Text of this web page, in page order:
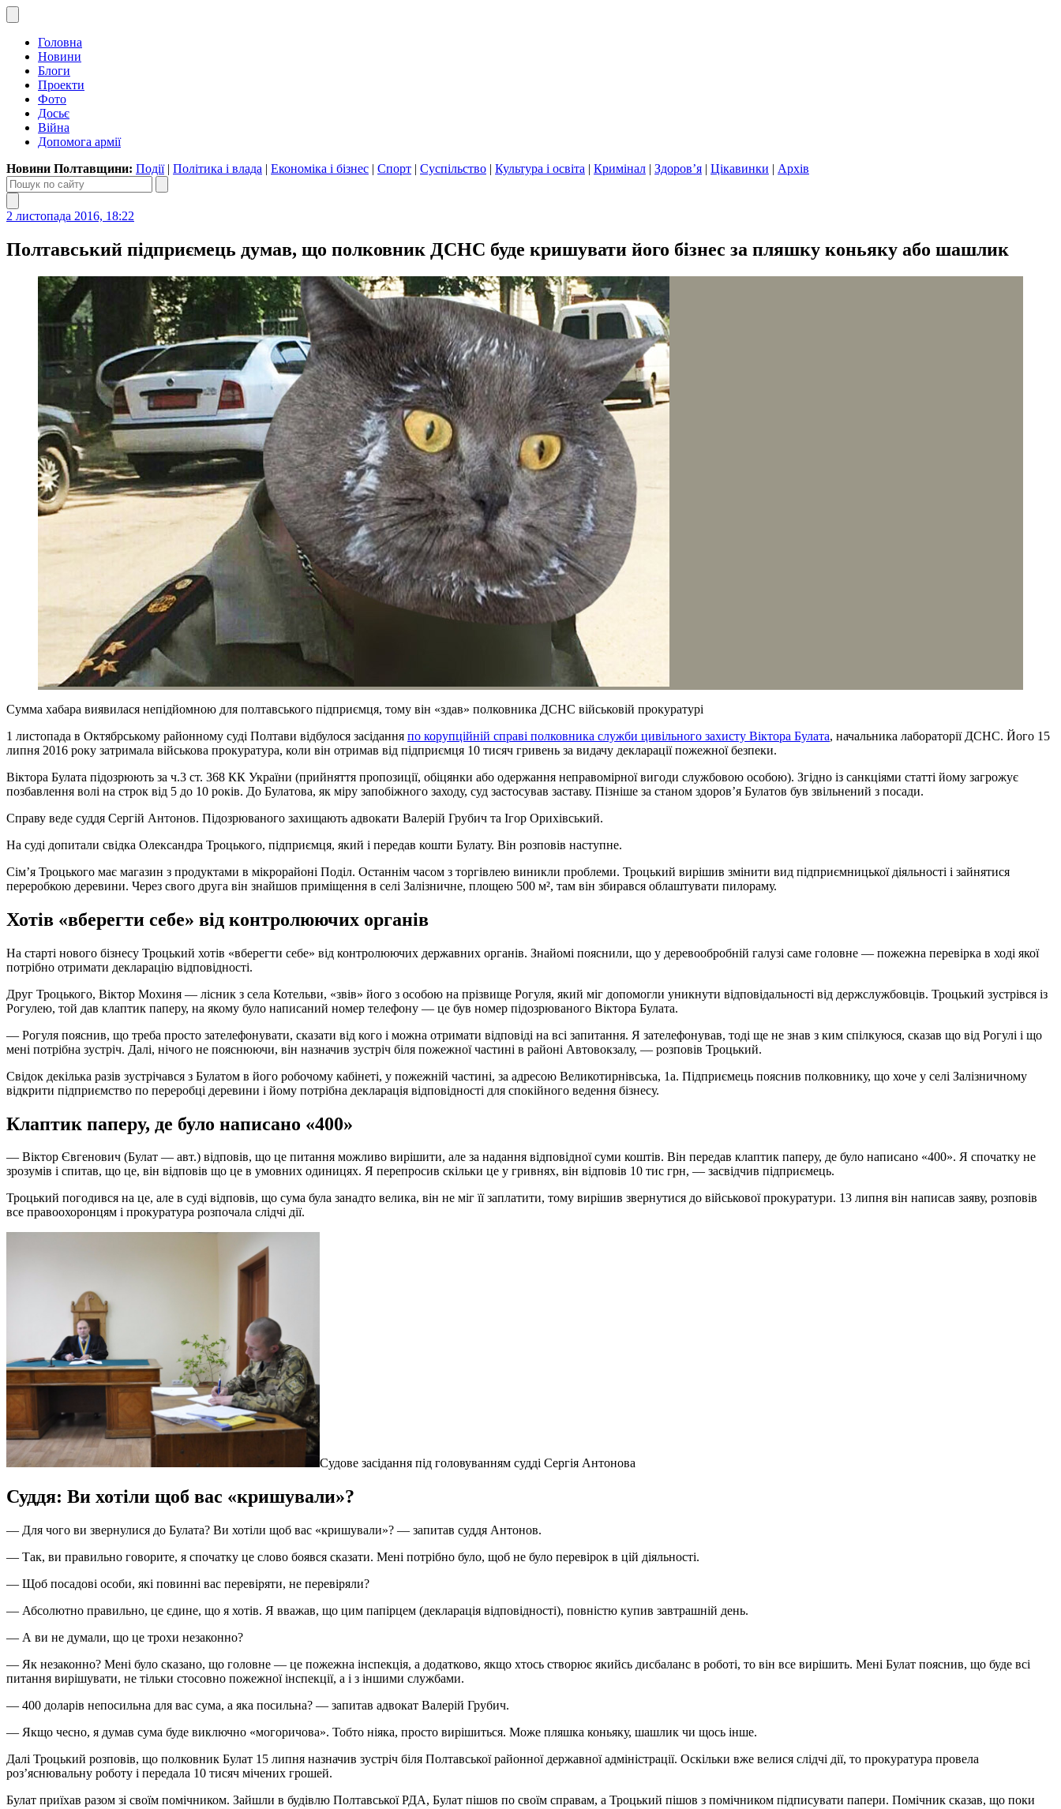
Головна
Новини
Блоги
Проекти
Фото
Досьє
Війна
Допомога армії
Новини Полтавщини: Події| Політика і влада | Економіка і бізнес | Спорт | Суспільство | Культура і освіта | Кримінал | Здоров’я | Цікавинки | Архів
2 листопада 2016, 18:22
Полтавський підприємець думав, що полковник ДСНС буде кришувати його бізнес за пляшку коньяку або шашлик
Сумма хабара виявилася непідйомною для полтавського підприємця, тому він «здав» полковника ДСНС військовій прокуратурі
1 листопада в Октябрському районному суді Полтави відбулося засідання по корупційній справі полковника служби цивільного захисту Віктора Булата, начальника лабораторії ДСНС. Його 15
липня 2016 року затримала військова прокуратура, коли він отримав від підприємця 10 тисяч гривень за видачу декларації пожежної безпеки.
Віктора Булата підозрюють за ч.3 ст. 368 КК України (прийняття пропозиції, обіцянки або одержання неправомірної вигоди службовою особою). Згідно із санкціями статті йому загрожує
позбавлення волі на строк від 5 до 10 років. До Булатова, як міру запобіжного заходу, суд застосував заставу. Пізніше за станом здоров’я Булатов був звільнений з посади.
Справу веде суддя Сергій Антонов. Підозрюваного захищають адвокати Валерій Грубич та Ігор Орихівський.
На суді допитали свідка Олександра Троцького, підприємця, який і передав кошти Булату. Він розповів наступне.
Сім’я Троцького має магазин з продуктами в мікрорайоні Поділ. Останнім часом з торгівлею виникли проблеми. Троцький вирішив змінити вид підприємницької діяльності і зайнятися
переробкою деревини. Через свого друга він знайшов приміщення в селі Залізничне, площею 500 м², там він збирався облаштувати пилораму.
Хотів «вберегти себе» від контролюючих органів
На старті нового бізнесу Троцький хотів «вберегти себе» від контролюючих державних органів. Знайомі пояснили, що у деревообробній галузі саме головне — пожежна перевірка в ході якої
потрібно отримати декларацію відповідності.
Друг Троцького, Віктор Мохиня — лісник з села Котельви, «звів» його з особою на прізвище Рогуля, який міг допомогли уникнути відповідальності від держслужбовців. Троцький зустрівся із
Рогулею, той дав клаптик паперу, на якому було написаний номер телефону — це був номер підозрюваного Віктора Булата.
— Рогуля пояснив, що треба просто зателефонувати, сказати від кого і можна отримати відповіді на всі запитання. Я зателефонував, тоді ще не знав з ким спілкуюся, сказав що від Рогулі і що
мені потрібна зустріч. Далі, нічого не пояснюючи, він назначив зустріч біля пожежної частині в районі Автовокзалу, — розповів Троцький.
Свідок декілька разів зустрічався з Булатом в його робочому кабінеті, у пожежній частині, за адресою Великотирнівська, 1а. Підприємець пояснив полковнику, що хоче у селі Залізничному
відкрити підприємство по переробці деревини і йому потрібна декларація відповідності для спокійного ведення бізнесу.
Клаптик паперу, де було написано «400»
— Віктор Євгенович (Булат — авт.) відповів, що це питання можливо вирішити, але за надання відповідної суми коштів. Він передав клаптик паперу, де було написано «400». Я спочатку не
зрозумів і спитав, що це, він відповів що це в умовних одиницях. Я перепросив скільки це у гривнях, він відповів 10 тис грн, — засвідчив підприємець.
Троцький погодився на це, але в суді відповів, що сума була занадто велика, він не міг її заплатити, тому вирішив звернутися до військової прокуратури. 13 липня він написав заяву, розповів
все правоохоронцям і прокуратура розпочала слідчі дії.
Судове засідання під головуванням судді Сергія Антонова
Суддя: Ви хотіли щоб вас «кришували»?
— Для чого ви звернулися до Булата? Ви хотіли щоб вас «кришували»? — запитав суддя Антонов.
— Так, ви правильно говорите, я спочатку це слово боявся сказати. Мені потрібно було, щоб не було перевірок в цій діяльності.
— Щоб посадові особи, які повинні вас перевіряти, не перевіряли?
— Абсолютно правильно, це єдине, що я хотів. Я вважав, що цим папірцем (декларація відповідності), повністю купив завтрашній день.
— А ви не думали, що це трохи незаконно?
— Як незаконно? Мені було сказано, що головне — це пожежна інспекція, а додатково, якщо хтось створює якийсь дисбаланс в роботі, то він все вирішить. Мені Булат пояснив, що буде всі
питання вирішувати, не тільки стосовно пожежної інспекції, а і з іншими службами.
— 400 доларів непосильна для вас сума, а яка посильна? — запитав адвокат Валерій Грубич.
— Якщо чесно, я думав сума буде виключно «могоричова». Тобто ніяка, просто вирішиться. Може пляшка коньяку, шашлик чи щось інше.
Далі Троцький розповів, що полковник Булат 15 липня назначив зустріч біля Полтавської районної державної адміністрації. Оскільки вже велися слідчі дії, то прокуратура провела
роз’яснювальну роботу і передала 10 тисяч мічених грошей.
Булат приїхав разом зі своїм помічником. Зайшли в будівлю Полтавської РДА, Булат пішов по своїм справам, а Троцький пішов з помічником підписувати папери. Помічник сказав, що поки